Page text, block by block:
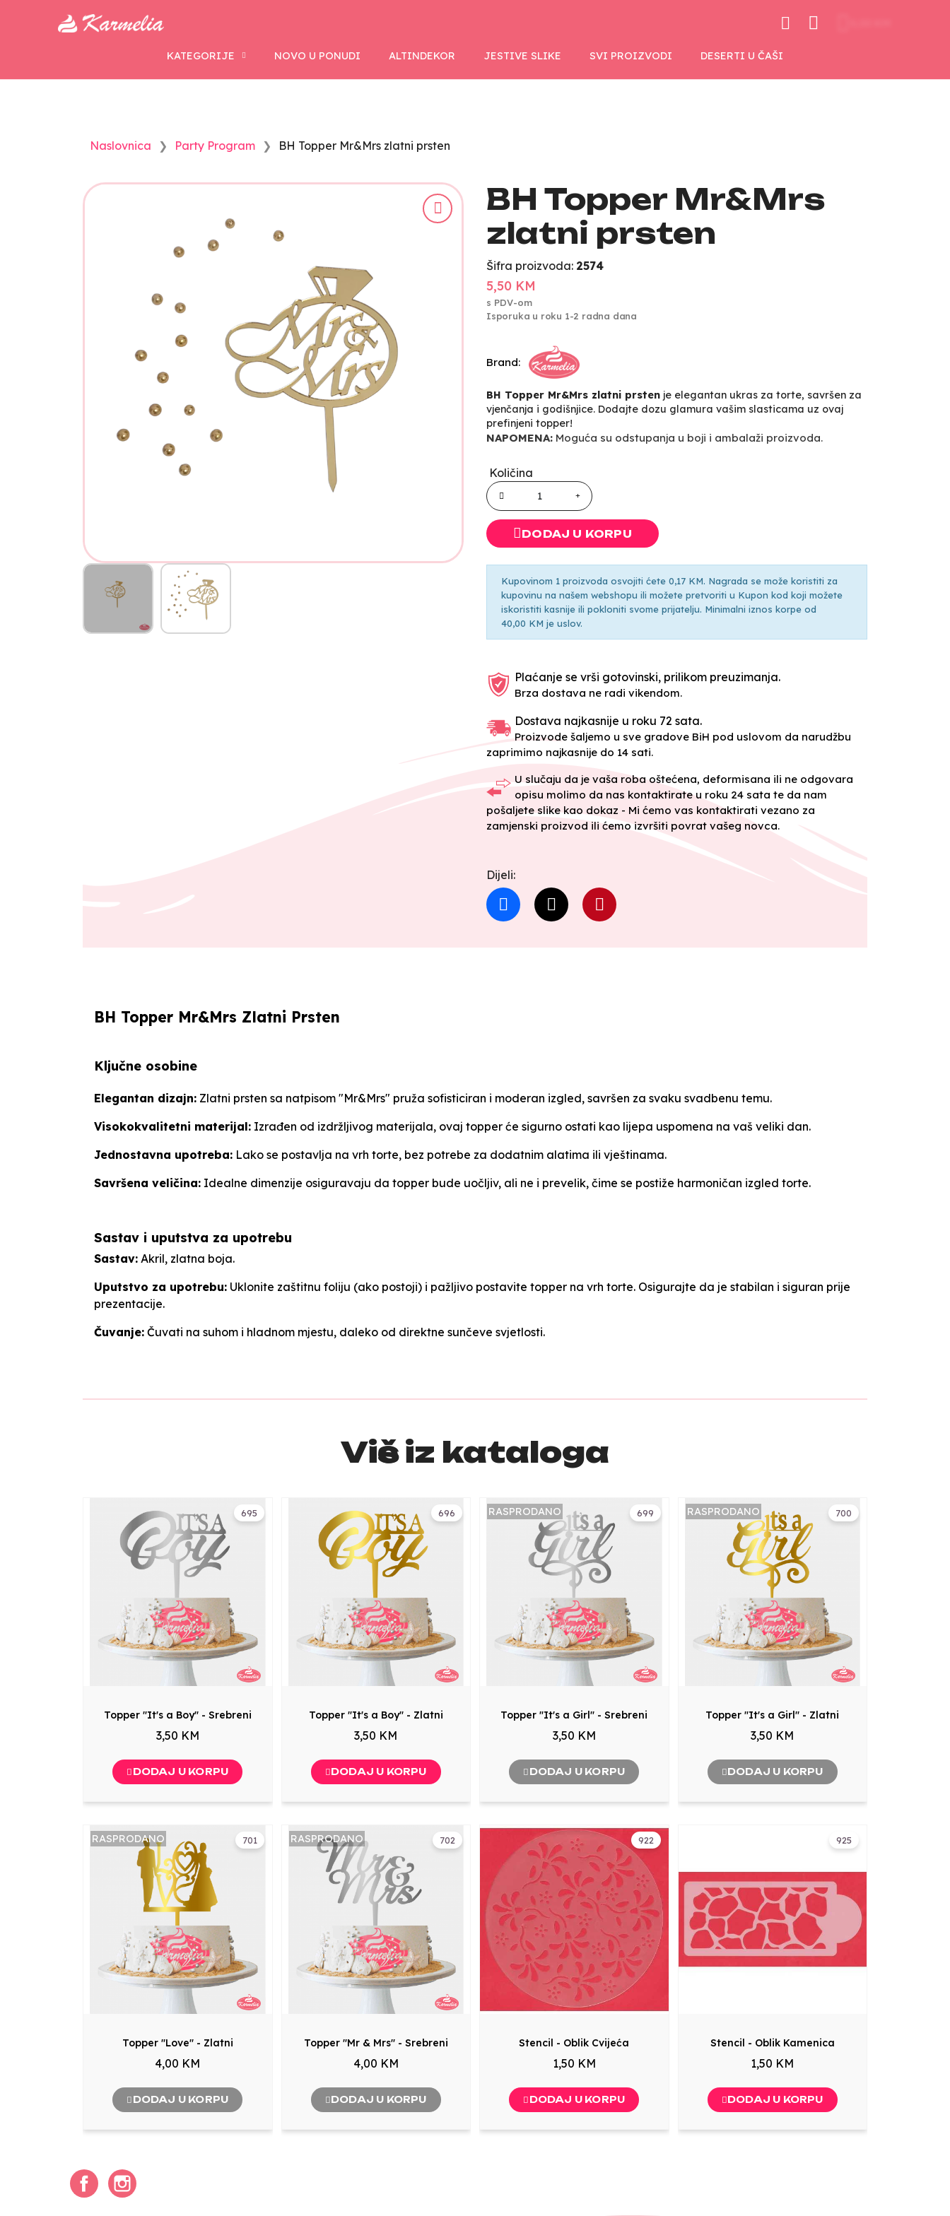
KATEGORIJE NOVO U PONUDI ALTINDEKOR JESTIVE SLIKE SVI PROIZVODI DESERTI U ČAŠI
Naslovnica Party Program BH Topper Mr&Mrs zlatni prsten
BH Topper Mr&Mrs
zlatni prsten
Šifra proizvoda: 2574
5,50 KM
s PDV-om
Isporuka u roku 1-2 radna dana
Brand:
BH Topper Mr&Mrs zlatni prsten je elegantan ukras za torte, savršen za
vjenčanja i godišnjice. Dodajte dozu glamura vašim slasticama uz ovaj
prefinjeni topper!
NAPOMENA: Moguća su odstupanja u boji i ambalaži proizvoda.
Količina
DODAJ U KORPU
Kupovinom 1 proizvoda osvojiti ćete 0,17 KM. Nagrada se može koristiti za
kupovinu na našem webshopu ili možete pretvoriti u Kupon kod koji možete
iskoristiti kasnije ili pokloniti svome prijatelju. Minimalni iznos korpe od
40,00 KM je uslov.
Plaćanje se vrši gotovinski, prilikom preuzimanja.
Brza dostava ne radi vikendom.
Dostava najkasnije u roku 72 sata.
Proizvode šaljemo u sve gradove BiH pod uslovom da narudžbu
zaprimimo najkasnije do 14 sati.
U slučaju da je vaša roba oštećena, deformisana ili ne odgovara
opisu molimo da nas kontaktirate u roku 24 sata te da nam
pošaljete slike kao dokaz - Mi ćemo vas kontaktirati vezano za
zamjenski proizvod ili ćemo izvršiti povrat vašeg novca.
Dijeli:
BH Topper Mr&Mrs Zlatni Prsten
Ključne osobine
Elegantan dizajn: Zlatni prsten sa natpisom "Mr&Mrs" pruža sofisticiran i moderan izgled, savršen za svaku svadbenu temu.
Visokokvalitetni materijal: Izrađen od izdržljivog materijala, ovaj topper će sigurno ostati kao lijepa uspomena na vaš veliki dan.
Jednostavna upotreba: Lako se postavlja na vrh torte, bez potrebe za dodatnim alatima ili vještinama.
Savršena veličina: Idealne dimenzije osiguravaju da topper bude uočljiv, ali ne i prevelik, čime se postiže harmoničan izgled torte.
Sastav i uputstva za upotrebu
Sastav: Akril, zlatna boja.
Uputstvo za upotrebu: Uklonite zaštitnu foliju (ako postoji) i pažljivo postavite topper na vrh torte. Osigurajte da je stabilan i siguran prije
prezentacije.
Čuvanje: Čuvati na suhom i hladnom mjestu, daleko od direktne sunčeve svjetlosti.
Više iz kataloga
695
Topper "It's a Boy" - Srebreni
3,50 KM
DODAJ U KORPU
696
Topper "It's a Boy" - Zlatni
3,50 KM
DODAJ U KORPU
699
RASPRODANO
Topper "It's a Girl" - Srebreni
3,50 KM
DODAJ U KORPU
700
RASPRODANO
Topper "It's a Girl" - Zlatni
3,50 KM
DODAJ U KORPU
701
RASPRODANO
Topper "Love" - Zlatni
4,00 KM
DODAJ U KORPU
702
RASPRODANO
Topper "Mr & Mrs" - Srebreni
4,00 KM
DODAJ U KORPU
922
Stencil - Oblik Cvijeća
1,50 KM
DODAJ U KORPU
925
Stencil - Oblik Kamenica
1,50 KM
DODAJ U KORPU
Facebook